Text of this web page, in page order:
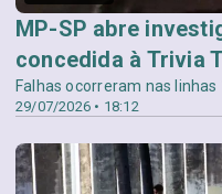
29/07/2026 • 18:12
MP-SP abre
concedida à Trivia
Falhas ocorreram nas